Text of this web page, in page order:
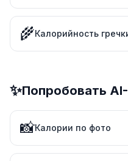
🌾Калорийность
✨Попробовать
📸Калории по фото